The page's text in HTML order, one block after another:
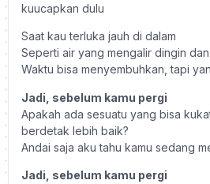
kuucapkan dulu
Saat kau terluka jauh di dalam
Seperti air yang mengalir dingin
Waktu bisa menyembuhkan, tapi
Jadi, sebelum kamu pergi
Apakah ada sesuatu yang bisa
berdetak lebih baik?
Andai saja aku tahu kamu sedang
Jadi, sebelum kamu pergi